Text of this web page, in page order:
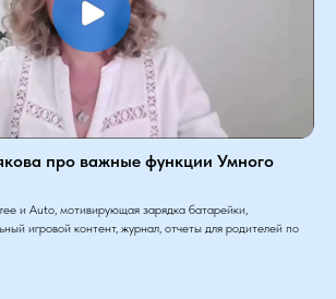
про важные функции Умного
и Auto, мотивирующая зарядка батарейки,
игровой контент, журнал, отчеты для родителей по